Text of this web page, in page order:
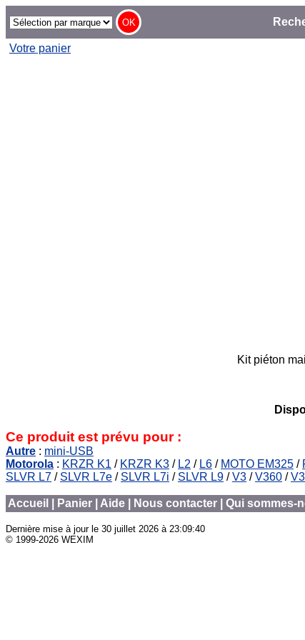
Votre panier
Kit piéton
Ce produit est prévu pour :
Autre : mini-USB
Motorola : KRZR K1 / KRZR K3 / L2 / L6 / MOTO EM325 /
SLVR L7 / SLVR L7e / SLVR L7i / SLVR L9 /V3 /V360 /
Accueil Panier Aide Nous contacter Qui sommes-
Dernière mise à jour le 30 juillet 2026 à 23:09:40
© 1999-2026 WEXIM